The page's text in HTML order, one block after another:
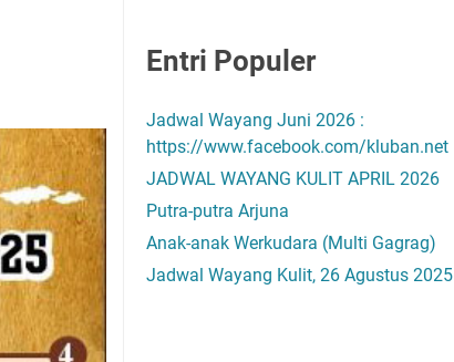
Entri Populer
Jadwal Wayang Juni 2026 :
https://www.facebook.com/kluban.net
JADWAL WAYANG KULIT APRIL 2026
Putra-putra Arjuna
Anak-anak Werkudara (Multi Gagrag)
Jadwal Wayang Kulit, 26 Agustus 2025